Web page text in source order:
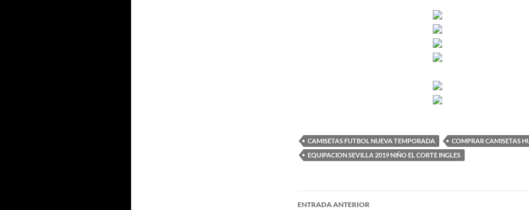
CAMISETAS FUTBOL NUEVA TEMPORADA
COMPRAR CAMISETAS
EQUIPACION SEVILLA 2019 NIÑO EL CORTE INGLES
Navegación
ENTRADA ANTERIOR